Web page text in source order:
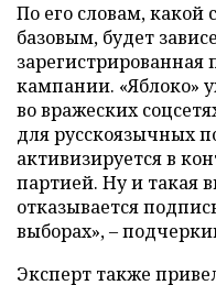
По его словам, какой
базовым, будет
кампании. «Яблоко»
во вражеских
для русскоязычных
активизируется в
партией. Ну и такая
отказывается
выборах», –
Эксперт также